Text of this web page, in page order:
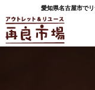
愛知県名古屋市で